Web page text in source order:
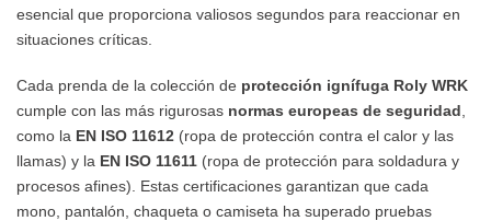
esencial que proporciona valiosos segundos para reaccionar en
situaciones críticas.
Cada prenda de la colección de protección ignífuga Roly WRK
cumple con las más rigurosas normas europeas de seguridad
como la EN ISO 11612 (ropa de protección contra el calor y las
llamas) y la EN ISO 11611 (ropa de protección para soldadura y
procesos afines). Estas certificaciones garantizan que cada
mono, pantalón, chaqueta o camiseta ha superado pruebas